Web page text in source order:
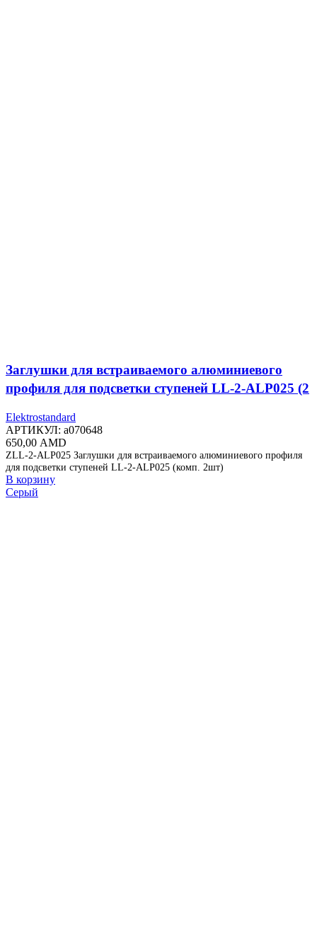
Заглушки для встраиваемого алюминиевого
профиля для подсветки ступеней LL-2-ALP025 (2
Elektrostandard
АРТИКУЛ: a070648
650,00 AMD
ZLL-2-ALP025 Заглушки для встраиваемого алюминиевого профиля
для подсветки ступеней LL-2-ALP025 (комп. 2шт)
В корзину
Серый